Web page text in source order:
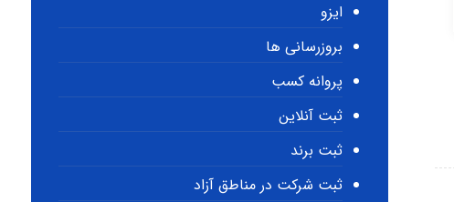
ایزو
بروزرسانی ها
پروانه کسب
ثبت آنلاین
ثبت برند
ثبت شرکت در مناطق آزاد